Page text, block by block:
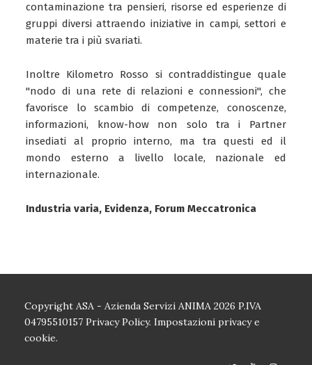
contaminazione tra pensieri, risorse ed esperienze di
gruppi diversi attraendo iniziative in campi, settori e
materie tra i più svariati.
Inoltre Kilometro Rosso si contraddistingue quale
"nodo di una rete di relazioni e connessioni", che
favorisce lo scambio di competenze, conoscenze,
informazioni, know-how non solo tra i Partner
insediati al proprio interno, ma tra questi ed il
mondo esterno a livello locale, nazionale ed
internazionale.
Industria varia, Evidenza, Forum Meccatronica
Copyright ASA - Azienda Servizi ANIMA 2026 P.IVA
04795510157 Privacy Policy. Impostazioni privacy e
cookie.